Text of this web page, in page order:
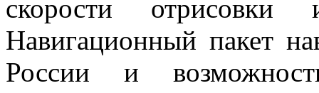
скорости отрисовки
Навигационный пакет
России и